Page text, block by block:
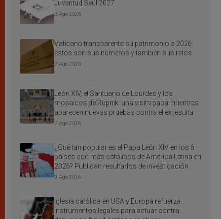
Juventud Seúl 2027
3 Ago 2026
Vaticano transparenta su patrimonio a 2026:
estos son sus números y también sus retos
7 Ago 2026
León XIV, el Santuario de Lourdes y los
mosaicos de Rupnik: una visita papal mientras
aparecen nuevas pruebas contra el ex jesuita
7 Ago 2026
¿Qué tan popular es el Papa León XIV en los 6
países con más católicos de América Latina en
2026? Publican resultados de investigación
9 Ago 2026
Iglesia católica en USA y Europa refuerza
instrumentos legales para actuar contra